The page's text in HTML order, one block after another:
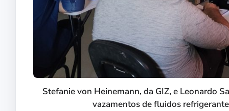
Stefanie von Heinemann, da GIZ, e Leonardo
vazamentos de fluidos